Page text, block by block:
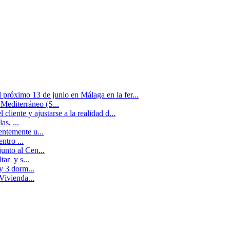
próximo 13 de junio en Málaga en la fer...
(S...
cliente y ajustarse a la realidad d...
...
u...
...
al Cen...
y s...
3 dorm...